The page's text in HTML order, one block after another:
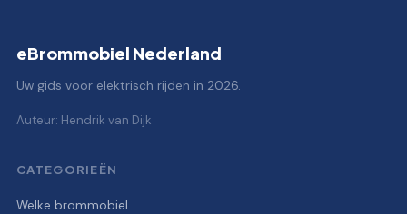
eBrommobiel Nederland
Uw gids voor elektrisch rijden in 2026.
Auteur: Hendrik van Dijk
CATEGORIEËN
Welke brommobiel